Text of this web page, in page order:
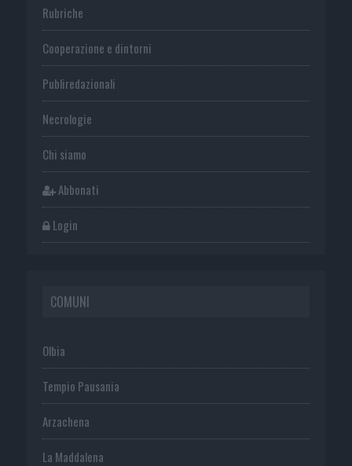
Rubriche
Cooperazione e dintorni
Publiredazionali
Necrologie
Chi siamo
Abbonati
Login
COMUNI
Olbia
Tempio Pausania
Arzachena
La Maddalena